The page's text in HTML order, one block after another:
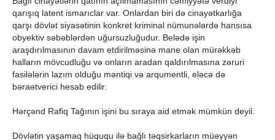
qarışıq latent ismarıclar var. Onlardan biri də cinayətkarlığa
qarşı dövlət siyasətinin konkret kriminal nümunələrdə hansısa
obyektiv səbəblərdən uğursuzluğudur. Belədə işin
araşdırılmasının davam etdirilməsinə mane olan mürəkkəb
halların mövcudluğu və onların aradan qaldırılmasına zəruri
fasilələrin lazım olduğu məntiqi və arqumentli, eləcə də
bəraətverici hesab edilir.
Hərçənd Rafiq Tağının işini bu sıraya aid etmək mümkün deyil.
Dövlətin yaşamaq hüququ ilə bağlı təqsirkarların müəyyən